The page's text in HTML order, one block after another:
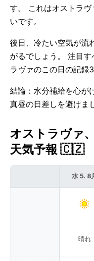
す。 これはオストラ
いです。
後日、冷たい空気が流
がるでしょう。 注目
ラヴァのこの日の記録
結論：水分補給を心が
真昼の日差しを避けま
オストラヴァ
天気予報 🇨🇿
水 5. 8
晴れ